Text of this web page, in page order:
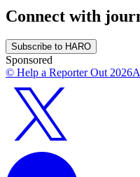
Connect with
Subscribe to HARO
Sponsored
© Help a Reporter Out2026